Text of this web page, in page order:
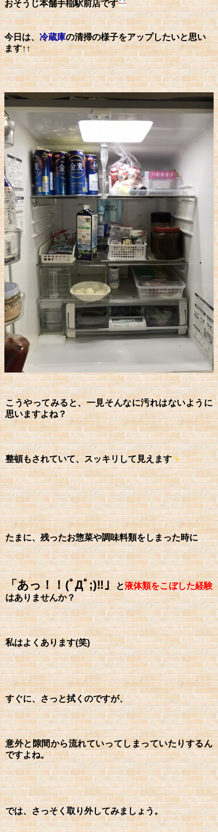
おそうじ本舗手稲駅前店です
今日は、冷蔵庫の清掃の様子をアップしたいと思い
ます↑↑
こうやってみると、一見そんなに汚れはないように
思いますよね？
整頓もされていて、スッキリして見えます
たまに、残ったお惣菜や調味料類をしまった時に
「あっ！！(ﾟДﾟ;)‼」と液体類をこぼした経験
はありませんか？
私はよくあります(笑)
すぐに、さっと拭くのですが、
意外と隙間から流れていってしまっていたりするん
ですよね。
では、さっそく取り外してみましょう。